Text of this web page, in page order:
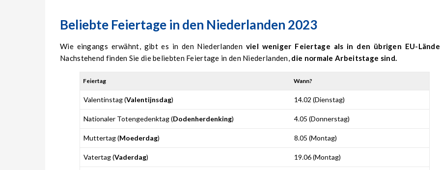
Beliebte Feiertage in den Niederlanden 2023
Wie eingangs erwähnt, gibt es in den Niederlanden viel weniger Feiertage als in den übrigen EU-
Nachstehend finden Sie die beliebten Feiertage in den Niederlanden, die normale Arbeitstage sind.
Feiertag Wann?
Valentinstag (Valentijnsdag) 14.02 (Dienstag)
Nationaler Totengedenktag (Dodenherdenking) 4.05 (Donnerstag)
Muttertag (Moederdag) 8.05 (Montag)
Vatertag (Vaderdag) 19.06 (Montag)